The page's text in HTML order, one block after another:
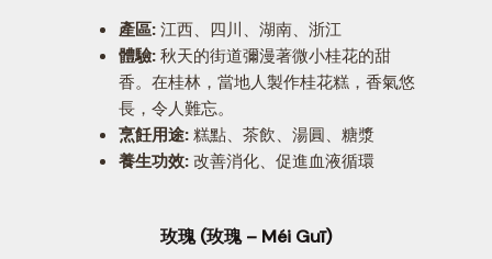
產區: 江西、四川、湖南、浙江
體驗: 秋天的街道彌漫著微小桂花的甜
香。在桂林，當地人製作桂花糕，香氣悠
長，令人難忘。
烹飪用途: 糕點、茶飲、湯圓、糖漿
養生功效: 改善消化、促進血液循環
玫瑰 (玫瑰 – Méi Guī)